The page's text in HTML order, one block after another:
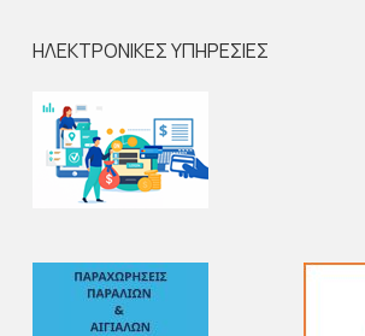
ΗΛΕΚΤΡΟΝΙΚΕΣ ΥΠΗΡΕΣΙΕΣ